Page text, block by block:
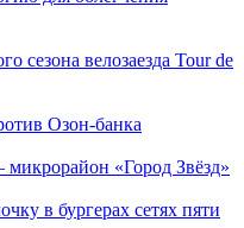
сезона велозаезда Tour de
Озон-банка
«Город Звёзд»
в бургерах сетях пяти